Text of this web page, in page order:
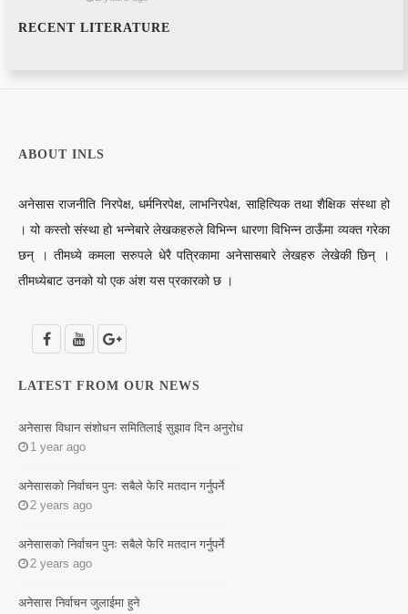
RECENT LITERATURE
ABOUT INLS
अनेसास राजनीति निरपेक्ष, धर्मनिरपेक्ष, लाभनिरपेक्ष, साहित्यिक तथा शैक्षिक संस्था हो
। यो कस्तो संस्था हो भन्नेबारे लेखकहरुले विभिन्न धारणा विभिन्न ठाऊँमा व्यक्त गरेका
छन् । तीमध्ये कमला सरुपले धेरै पत्रिकामा अनेसासबारे लेखहरु लेखेकी छिन् ।
तीमध्येबाट उनको यो एक अंश यस प्रकारको छ ।
LATEST FROM OUR NEWS
अनेसास विधान संशोधन समितिलाई सुझाव दिन अनुरोध
1 year ago
अनेसासको निर्वाचन पुनः सबैले फेरि मतदान गर्नुपर्ने
2 years ago
अनेसासको निर्वाचन पुनः सबैले फेरि मतदान गर्नुपर्ने
2 years ago
अनेसास निर्वाचन जुलाईमा हुने